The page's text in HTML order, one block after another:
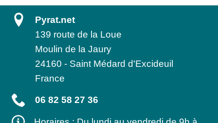
Pyrat.net
139 route de la Loue
Moulin de la Jaury
24160 - Saint Médard d'Excideuil
France
06 82 58 27 36